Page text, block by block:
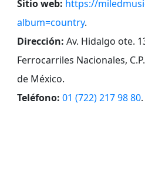
Miled Music Marco
Sitio web: https://
album=country.
Dirección: Av. Hidalgo ote.
Ferrocarriles Nacionales,
de México.
Teléfono: 01 (722) 217 98 80.